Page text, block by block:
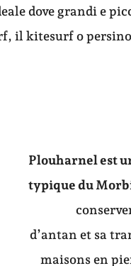
dove grandi e
il kitesurf o
Plouharnel est
typique du
d’antan et sa
maisons en